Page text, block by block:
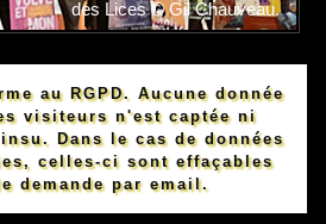
des Lices © Gil Chauveau.
au RGPD. Aucune donnée
visiteurs n'est captée ni
Dans le cas de données
celles-ci sont effaçables
demande par email.